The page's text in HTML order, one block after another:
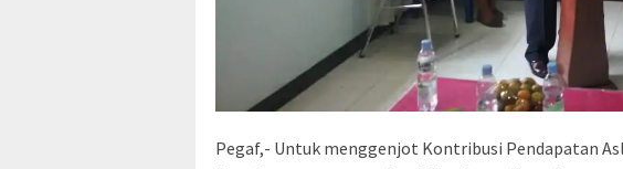
Pegaf,- Untuk menggenjot Kontribusi Pendapatan